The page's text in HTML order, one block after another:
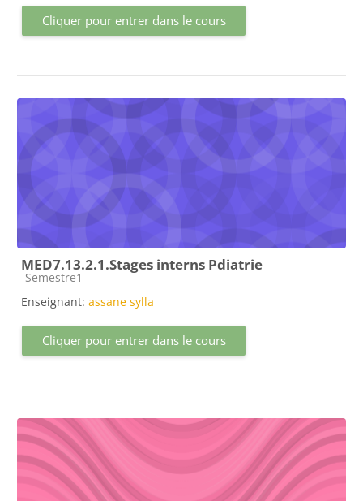
Cliquer pour entrer dans le cours
MED7.13.2.1.Stages interns Pdiatrie
Catégorie de cours
Semestre1
Enseignant: assane sylla
Cliquer pour entrer dans le cours